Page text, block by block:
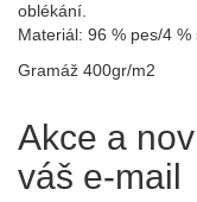
oblékání.
Materiál: 96 % pes/4 %
Gramáž 400gr/m2
Akce a
váš e-mail